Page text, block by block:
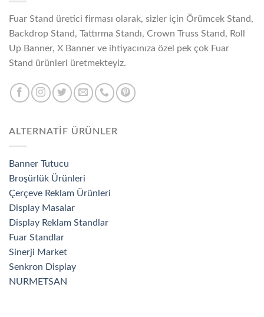
Fuar Stand üretici firması olarak, sizler için Örümcek Stand,
Backdrop Stand, Tattırma Standı, Crown Truss Stand, Roll
Up Banner, X Banner ve ihtiyacınıza özel pek çok Fuar
Stand ürünleri üretmekteyiz.
ALTERNATİF ÜRÜNLER
Banner Tutucu
Broşürlük Ürünleri
Çerçeve Reklam Ürünleri
Display Masalar
Display Reklam Standlar
Fuar Standlar
Sinerji Market
Senkron Display
NURMETSAN